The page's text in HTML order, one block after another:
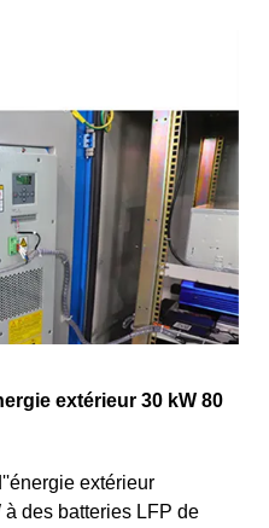
extérieur 30 kW 80
extérieur
des batteries LFP de